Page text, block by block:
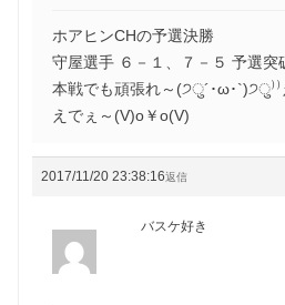
ホアヒンCHの予選決勝
守屋選手 ６－１、７－５ 予選突
本戦でも頑張れ～(੭ु´･ω･`)੭ु⁾⁾
えでぇ～(V)o￥o(V)
2017/11/20 23:38:16返信
バスケ好き